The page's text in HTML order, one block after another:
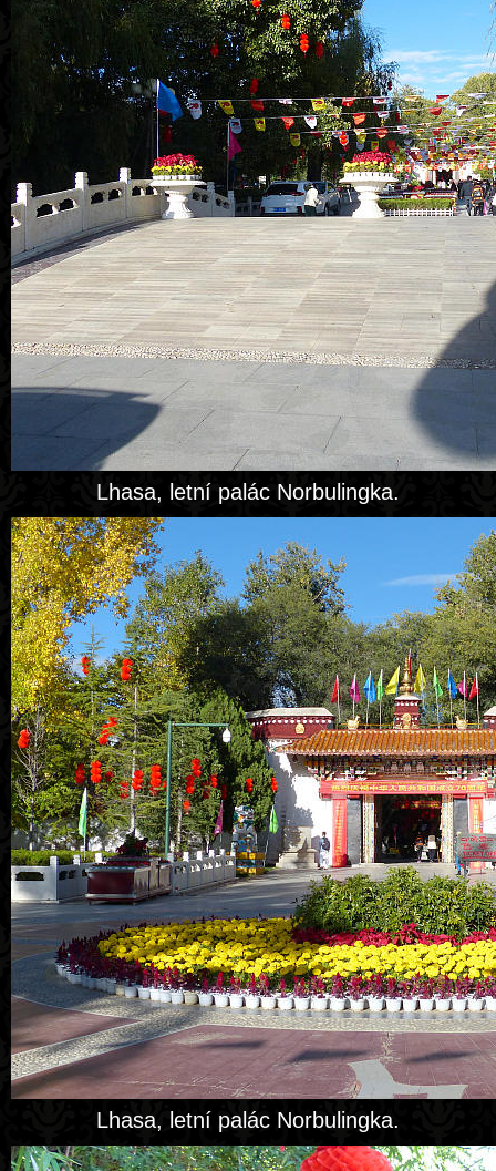
Lhasa, letní palác Norbulingka.
Lhasa, letní palác Norbulingka.